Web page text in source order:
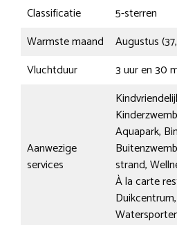
Classificatie
5-sterren
Warmste maand
Augustus
Vluchtduur
3 uur en 30
Aanwezige
services
Aquapark,
strand,
À la carte